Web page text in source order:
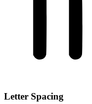
Letter Spacing